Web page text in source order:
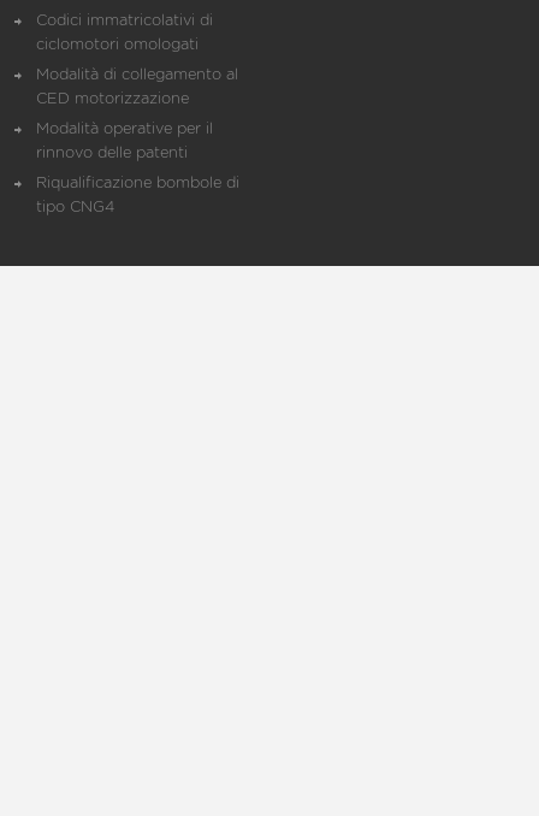
Codici immatricolativi di
ciclomotori omologati
Modalità di collegamento al
CED motorizzazione
Modalità operative per il
rinnovo delle patenti
Riqualificazione bombole di
tipo CNG4